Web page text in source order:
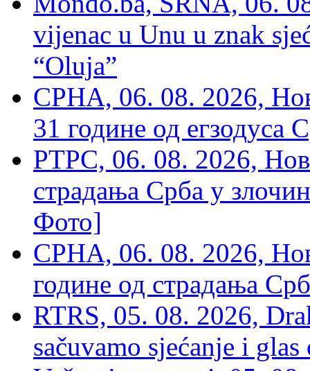
vijenac u Unu u znak
“Oluja”
СРНА, 06. 08. 2026,
31 године од егзодуса
РТРС, 06. 08. 2026,
страдања Срба у
Фото]
СРНА, 06. 08. 2026,
године од страдања
RTRS, 05. 08. 2026,
sačuvamo sjećanje i